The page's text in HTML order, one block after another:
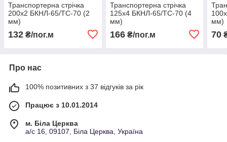
Транспортерна стрічка
200х2 БКНЛ-65/ТС-70 (2
мм)
132 ₴/пог.м
Транспортерна стрічка
125х4 БКНЛ-65/ТС-70 (4
мм)
166₴/пог.м
мм)
70
Про нас
100% позитивних з 37 відгуків за рік
Працює з 10.01.2014
м. Біла Церква
а/с 16, 09107, Біла Церква, Україна